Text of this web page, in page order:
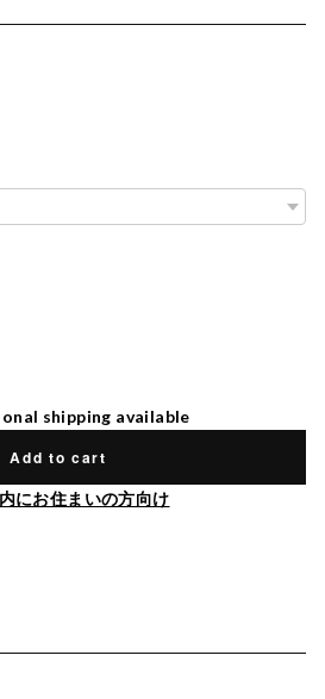
shipping available
Add to cart
にお住まいの方向け